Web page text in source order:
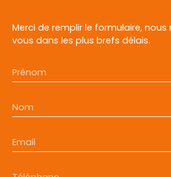
Merci de remplir le formulaire, nous
vous dans les plus brefs délais.
Prénom
Nom
Email